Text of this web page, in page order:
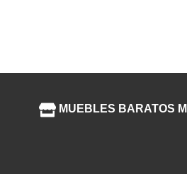
MUEBLES BARATOS